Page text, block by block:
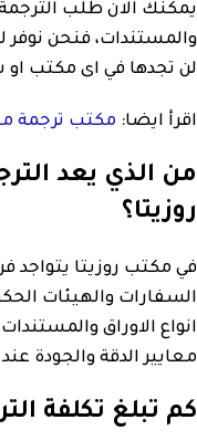
يمكنك الان طلب
والمستندات، فنحن
لن تجدها في اى مكتب او
اقرأ ايضا: مكتب ترجمة
من الذي يعد
روزيتا؟
في مكتب روزيتا يتواجد
السفارات والهيئات
انواع الاوراق
معايير الدقة والجودة
كم تبلغ تكلفة